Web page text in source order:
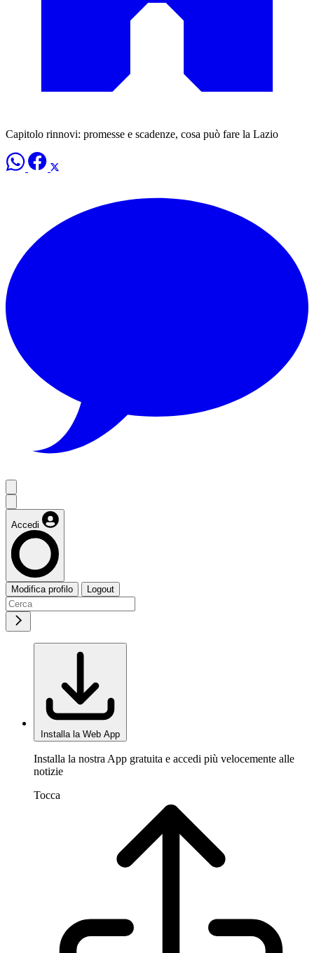
Capitolo rinnovi: promesse e scadenze, cosa può fare la Lazio
Accedi
Modifica profilo Logout
Installa la Web App
Installa la nostra App gratuita e accedi più velocemente alle
notizie
Tocca